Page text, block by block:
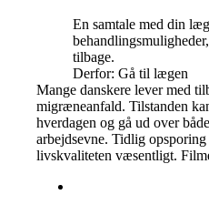
En samtale med din
tilbage.
Derfor: Gå til lægen
Mange danskere lever med
migræneanfald. Tilstanden
hverdagen og gå ud over
arbejdsevne. Tidlig
livskvaliteten væsentligt.